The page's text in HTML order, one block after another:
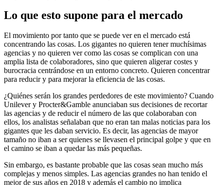
Lo que esto supone para el mercado
El movimiento por tanto que se puede ver en el mercado está
concentrando las cosas. Los gigantes no quieren tener muchísimas
agencias y no quieren ver como las cosas se complican con una
amplia lista de colaboradores, sino que quieren aligerar costes y
burocracia centrándose en un entorno concreto. Quieren concentrar
para reducir y para mejorar la eficiencia de las cosas.
¿Quiénes serán los grandes perdedores de este movimiento? Cuando
Unilever y Procter&Gamble anunciaban sus decisiones de recortar
las agencias y de reducir el número de las que colaboraban con
ellos, los analistas señalaban que no eran tan malas noticias para los
gigantes que les daban servicio. Es decir, las agencias de mayor
tamaño no iban a ser quienes se llevasen el principal golpe y que en
el camino se iban a quedar las más pequeñas.
Sin embargo, es bastante probable que las cosas sean mucho más
complejas y menos simples. Las agencias grandes no han tenido el
mejor de sus años en 2018 y además el cambio no implica